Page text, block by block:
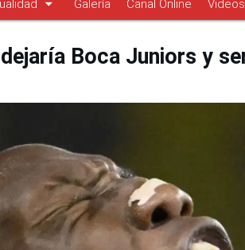
Galería Canal Online Videos
Boca Juniors y